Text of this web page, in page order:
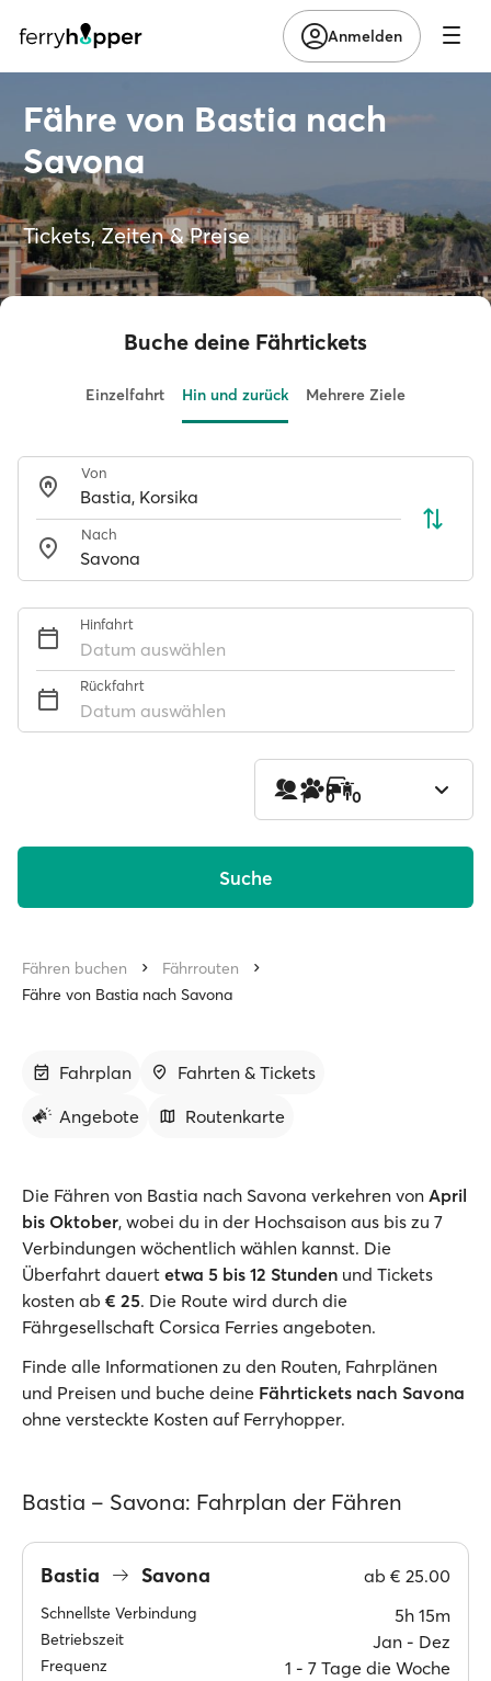
Anmelden
Fähre von Bastia nach
Savona
Tickets, Zeiten & Preise
Buche deine Fährtickets
Einzelfahrt Hin und zurück Mehrere Ziele
Von
Nach
Hinfahrt
Datum auswählen
Rückfahrt
Datum auswählen
1 0 0
Suche
Fähren buchen
Fährrouten
Fähre von Bastia nach Savona
Fahrplan
Fahrten & Tickets
Angebote
Routenkarte
Die Fähren von Bastia nach Savona verkehren von April
bis Oktober, wobei du in der Hochsaison aus bis zu 7
Verbindungen wöchentlich wählen kannst. Die
Überfahrt dauert etwa 5 bis 12 Stunden und Tickets
kosten ab € 25. Die Route wird durch die
Fährgesellschaft Corsica Ferries angeboten.
Finde alle Informationen zu den Routen, Fahrplänen
und Preisen und buche deine Fährtickets nach Savona
ohne versteckte Kosten auf Ferryhopper.
Bastia – Savona: Fahrplan der Fähren
Bastia Savona ab € 25.00
Schnellste Verbindung 5h 15m
Betriebszeit Jan ‐ Dez
Frequenz 1 ‐ 7 Tage die Woche